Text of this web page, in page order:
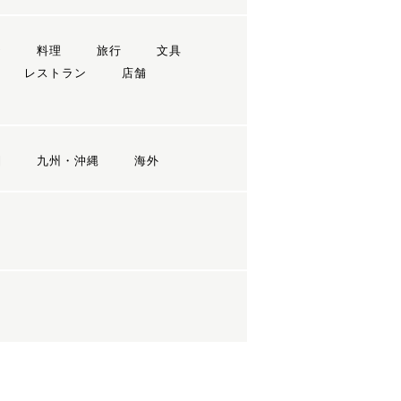
料理 旅行
文具
レストラン
店舗
九州・沖縄 海外